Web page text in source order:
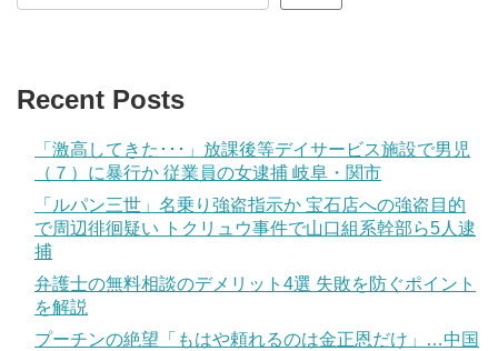
Recent Posts
「激高してきた･･･」放課後等デイサービス施設で男児
（７）に暴行か 従業員の女逮捕 岐阜・関市
「ルパン三世」名乗り強盗指示か 宝石店への強盗目的
で周辺徘徊疑い トクリュウ事件で山口組系幹部ら5人逮
捕
弁護士の無料相談のデメリット4選 失敗を防ぐポイント
を解説
プーチンの絶望「もはや頼れるのは金正恩だけ」…中国